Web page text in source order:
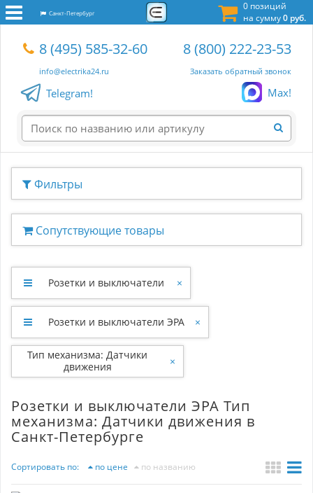
0 позиций
на сумму0 руб.
Санкт-Петербург
8 (495) 585-32-60
info@electrika24.ru
8 (800) 222-23-53
Заказать обратный звонок
Telegram! Max!
Фильтры
Сопутствующие товары
Розетки и выключатели ×
Розетки и выключатели ЭРА ×
Тип механизма: Датчики
движения
×
Розетки и выключатели ЭРА Тип
механизма: Датчики движения в
Санкт-Петербурге
Сортировать по: по цене по названию